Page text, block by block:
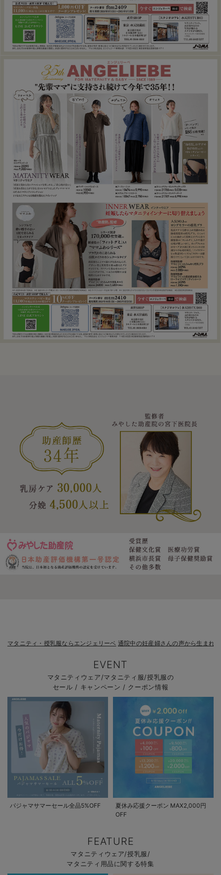
マタニティ・授乳服ならエンジェリーベ 通院中の妊産婦さんの声から生まれ
EVENT
マタニティウェア/マタニティ服/授乳服の
セール / キャンペーン / クーポン情報
パジャマサマーセール全品5%OFF
夏休み応援クーポン MAX2,000円
OFF
FEATURE
マタニティウェア/授乳服/
マタニティ用品に関する特集